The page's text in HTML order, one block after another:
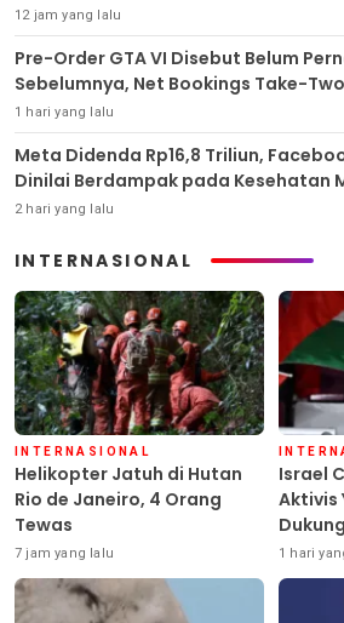
12 jam yang lalu
Pre-Order GTA VI Disebut Belum
Sebelumnya, Net Bookings Take-
1 hari yang lalu
Meta Didenda Rp16,8 Triliun,
Dinilai Berdampak pada Kesehatan
2 hari yang lalu
INTERNASIONAL
INTERNASIONAL
Helikopter Jatuh di Hutan
Rio de Janeiro, 4 Orang
Tewas
7 jam yang lalu
Israel
Aktivis
1 hari